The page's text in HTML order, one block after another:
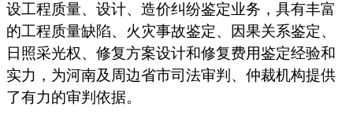
设工程质量、设计、造价纠纷鉴定业务，具有丰富
的工程质量缺陷、火灾事故鉴定、因果关系鉴定、
日照采光权、修复方案设计和修复费用鉴定经验和
实力，为河南及周边省市司法审判、仲裁机构提供
了有力的审判依据。